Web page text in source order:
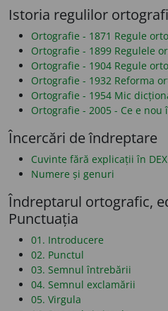
Istoria regulilor
Ortografie - 1871 Regule
Ortografie - 1899 Regulele
Ortografie - 1904 Regule
Ortografie - 1932 Reforma
Ortografie - 1954 Mic
Ortografie - 2005 - Ce e nou
Încercări de îndreptare
Cuvinte fără explicații în DEX
Numere și genuri
Îndreptarul ortografic,
Punctuația
01. Introducere
02. Punctul
03. Semnul întrebării
04. Semnul exclamării
05. Virgula